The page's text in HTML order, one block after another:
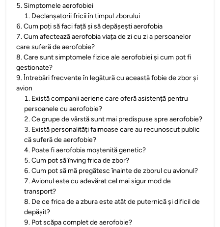
5. Simptomele aerofobiei
1. Declanșatorii fricii în timpul zborului
6.Cum poți să faci față și să depășești aerofobia
7.Cum afectează aerofobia viața de zi cu zi a persoanelor
care suferă de aerofobie?
8.Care sunt simptomele fizice ale aerofobiei și cum pot fi
gestionate?
9.Întrebări frecvente în legătură cu această fobie de zbor și
avion
1. Există companii aeriene care oferă asistență pentru
persoanele cu aerofobie?
2.Ce grupe de vârstă sunt mai predispuse spre aerofobie?
3. Există personalități faimoase care au recunoscut public
că suferă de aerofobie?
4. Poate fi aerofobia moștenită genetic?
5.Cum pot să înving frica de zbor?
6.Cum pot să mă pregătesc înainte de zborul cu avionul?
7.Avionul este cu adevărat cel mai sigur mod de
transport?
8. De ce frica de a zbura este atât de puternică și dificil de
depășit?
9. Pot scăpa complet de aerofobie?